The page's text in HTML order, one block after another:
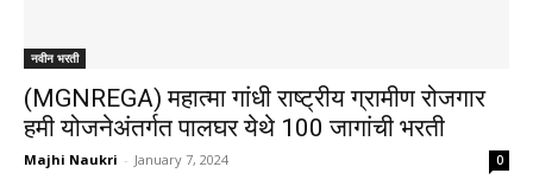
नवीन भरती
(MGNREGA) महात्मा गांधी राष्ट्रीय ग्रामीण रोजगार
हमी योजनेअंतर्गत पालघर येथे 100 जागांची भरती
Majhi Naukri - January 7, 2024 0